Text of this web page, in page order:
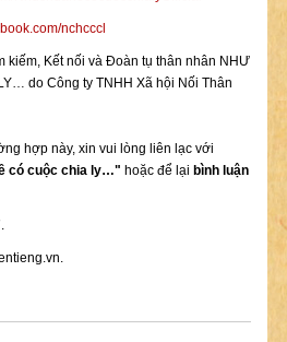
nchcccl
kiếm, Kết nối và Đoàn tụ thân nhân NHƯ
do Công ty TNHH Xã hội Nối Thân
hợp này, xin vui lòng liên lạc với
có cuộc chia ly…" hoặc để lại bình luận
.